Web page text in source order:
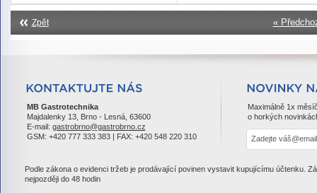
Zpět «
MB Gastrotechnika
Majdalenky 13, Brno - Lesná, 63600
E-mail: gastrobrno@gastrobrno.cz
GSM: +420 777 333 383 | FAX: +420 548 220 310
Maximálně 1x
o horkých
Podle zákona o evidenci tržeb je prodávající povinen vystavit kupujícímu účtenku.
nejpozději do 48 hodin